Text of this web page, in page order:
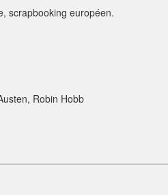
scrapbooking européen.
Robin Hobb